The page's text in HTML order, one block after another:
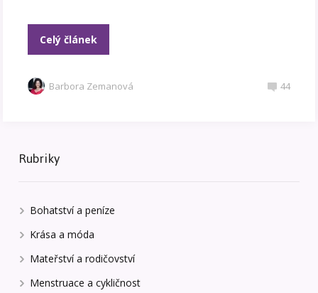
Celý článek
Barbora Zemanová 44
Rubriky
Bohatství a peníze
Krása a móda
Mateřství a rodičovství
Menstruace a cykličnost